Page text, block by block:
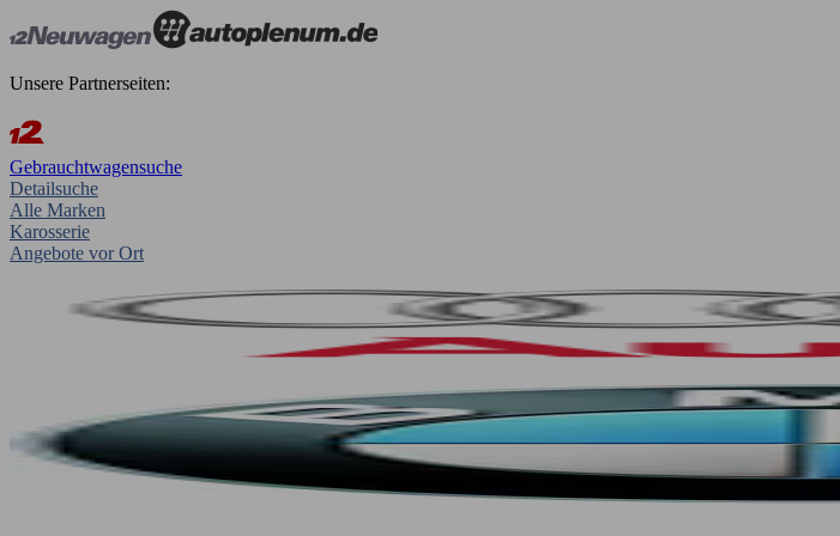
Unsere Partnerseiten:
Gebrauchtwagensuche
Detailsuche
Alle Marken
Karosserie
Angebote vor Ort